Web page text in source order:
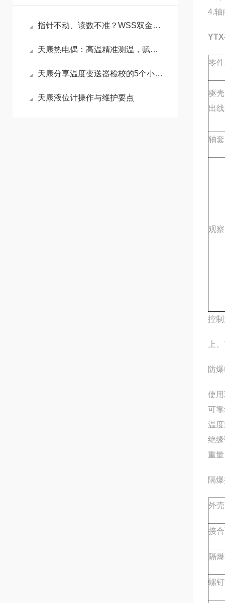
指针不动、读数不准？WSS双金属温度计五大故障一文搞定
天康热电偶：高温精准测温，赋能工况安全运行
天康分享温度变送器检校的5个小步骤
天康液位计操作与维护要点
4.轴
零
驱
出
轴套
观
控
上
防
使
可
温
绝
重
隔
外
接
隔
螺